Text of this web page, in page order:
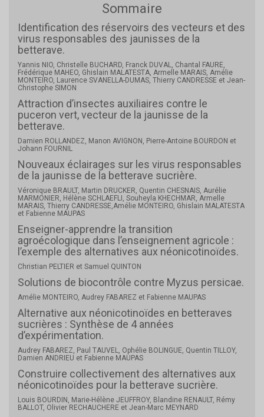
Sommaire
Identification des réservoirs des vecteurs et des
virus responsables des jaunisses de la
betterave.
Yannis NIO, Christelle BUCHARD, Franck DUVAL, Chantal FAURE,
Frédérique MAHEO, Ghislain MALATESTA, Armelle MARAIS, Amélie
MONTEIRO, Laurence SVANELLA-DUMAS, Thierry CANDRESSE et Jean-
Christophe SIMON
Attraction d’insectes auxiliaires contre le
puceron vert, vecteur de la jaunisse de la
betterave.
Damien ROLLANDEZ, Manon AVIGNON, Pierre-Antoine BOURDON et
Johann FOURNIL
Nouveaux éclairages sur les virus responsables
de la jaunisse de la betterave sucrière.
Véronique BRAULT, Martin DRUCKER, Quentin CHESNAIS, Aurélie
MARMONIER, Hélène SCHLAEFLI, Souheyla KHECHMAR, Armelle
MARAIS, Thierry CANDRESSE,Amélie MONTEIRO, Ghislain MALATESTA
et Fabienne MAUPAS
Enseigner-apprendre la transition
agroécologique dans l’enseignement agricole :
l’exemple des alternatives aux néonicotinoïdes.
Christian PELTIER et Samuel QUINTON
Solutions de biocontrôle contre Myzus persicae.
Amélie MONTEIRO, Audrey FABAREZ et Fabienne MAUPAS
Alternative aux néonicotinoïdes en betteraves
sucrières : Synthèse de 4 années
d’expérimentation.
Audrey FABAREZ, Paul TAUVEL, Ophélie BOLINGUE, Quentin TILLOY,
Damien ANDRIEU et Fabienne MAUPAS
Construire collectivement des alternatives aux
néonicotinoïdes pour la betterave sucrière.
Louis BOURDIN, Marie-Hélène JEUFFROY, Blandine RENAULT, Rémy
BALLOT, Olivier RECHAUCHERE et Jean-Marc MEYNARD